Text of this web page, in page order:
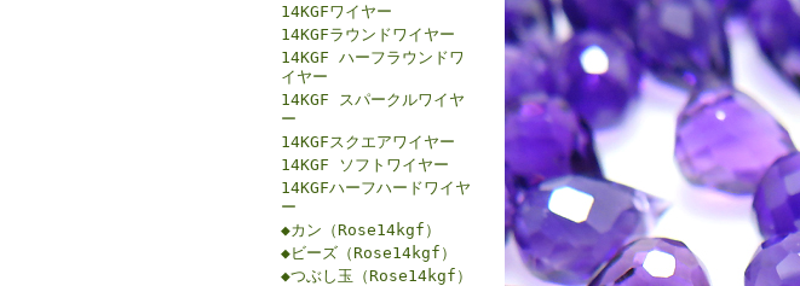
14KGFワイヤー
14KGFラウンドワイヤー
14KGF ハーフラウンドワ
イヤー
14KGF スパークルワイヤ
ー
14KGFスクエアワイヤー
14KGF ソフトワイヤー
14KGFハーフハードワイヤ
ー
◆カン（Rose14kgf）
◆ビーズ（Rose14kgf）
◆つぶし玉（Rose14kgf）